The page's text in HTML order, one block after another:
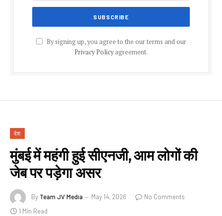
By signing up, you agree to the our terms and our
Privacy Policyagreement.
देश
मुंबई में महंगी हुई सीएनजी, आम लोगों की
जेब पर पड़ेगा असर
By Team JV Media May 14, 2026
No Comments
1 Min Read